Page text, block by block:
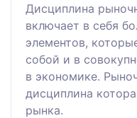
Дисциплина
включает в себя
элементов,
собой и в
в экономике.
дисциплина
рынка.